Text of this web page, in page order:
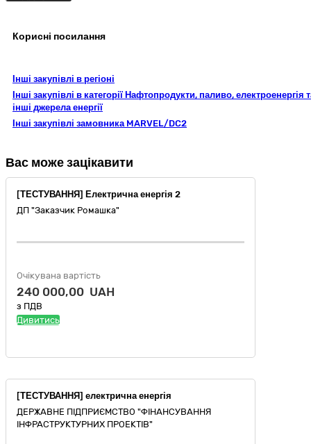
Корисні посилання
Інші закупівлі в регіоні
Інші закупівлі в категорії Нафтопродукти, паливо, електроенергія
інші джерела енергії
Інші закупівлі замовника MARVEL/DC2
Вас може зацікавити
[ТЕСТУВАННЯ] Електрична енергія 2
ДП "Заказчик Ромашка"
Очікувана вартість
240 000,00 UAH
з ПДВ
Дивитись
[ТЕСТУВАННЯ] електрична енергія
ДЕРЖАВНЕ ПІДПРИЄМСТВО "ФІНАНСУВАННЯ
ІНФРАСТРУКТУРНИХ ПРОЕКТІВ"